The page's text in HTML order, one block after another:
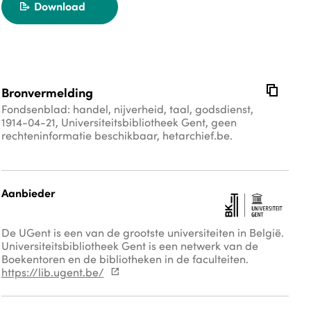
export Download
Bronvermelding
Fondsenblad: handel, nijverheid, taal, godsdienst,
1914-04-21, Universiteitsbibliotheek Gent, geen
rechteninformatie beschikbaar, hetarchief.be.
copy
Aanbieder
De UGent is een van de grootste universiteiten in België.
Universiteitsbibliotheek Gent is een netwerk van de
Boekentoren en de bibliotheken in de faculteiten.
https://lib.ugent.be/
external